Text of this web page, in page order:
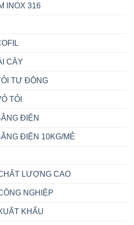
INOX 316
CÂY
TỰ ĐỘNG
TỎI
ĐIỆN
ĐIỆN 10KG/MẺ
LƯỢNG CAO
NGHIỆP
KHẨU